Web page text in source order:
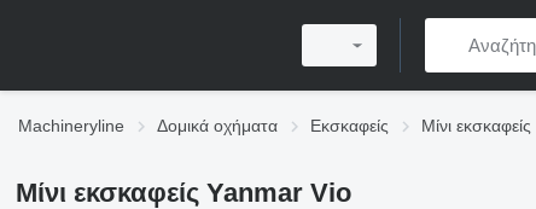
Machineryline Δομικά οχήματα Εκσκαφείς Μίνι εκσκαφείς
Μίνι εκσκαφείς Yanmar Vio